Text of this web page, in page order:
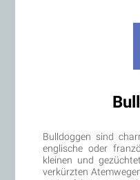
Bulldoggen sind
englische oder
kleinen und
verkürzten